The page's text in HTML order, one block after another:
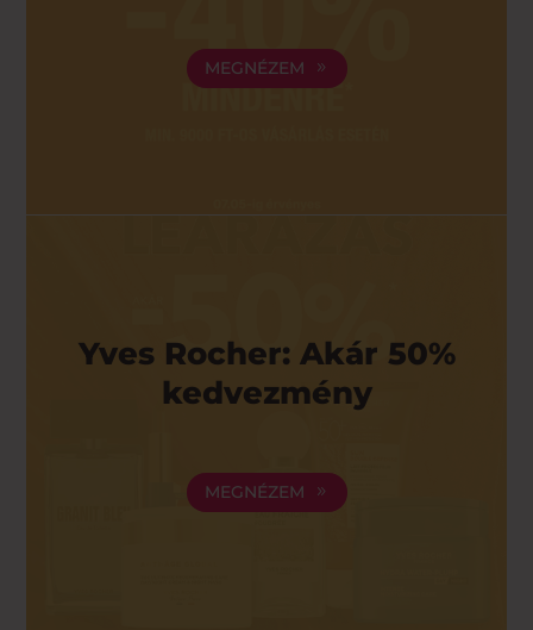
MEGNÉZEM
Yves Rocher: Akár 50%
kedvezmény
MEGNÉZEM